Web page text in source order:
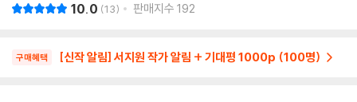
10.0 13 판매지수 192
구매혜택 [신작 알림] 서지원 작가 알림 + 기대평 1000p (100명)